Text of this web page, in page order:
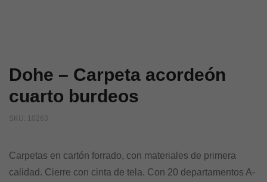
Dohe – Carpeta acordeón
cuarto burdeos
SKU: 10263
Carpetas en cartón forrado, con materiales de primera
calidad. Cierre con cinta de tela. Con 20 departamentos A-